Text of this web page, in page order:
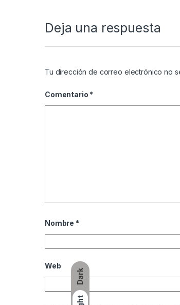
Dark
Deja una respuesta
Tu dirección de correo electrónico no
Comentario *
Nombre *
Web